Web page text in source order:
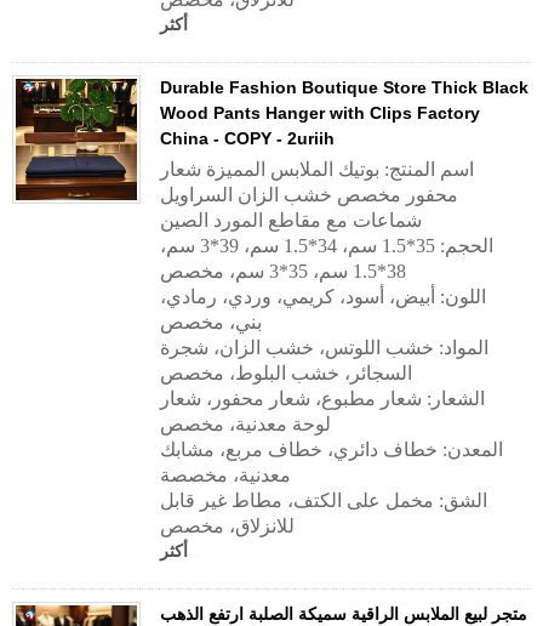
أكثر
Durable Fashion Boutique Store Thick Black
Wood Pants Hanger with Clips Factory
China - COPY - 2uriih
اسم المنتج: بوتيك الملابس المميزة شعار
محفور مخصص خشب الزان السراويل
شماعات مع مقاطع المورد الصين
الحجم: 35*1.5 سم، 34*1.5 سم، 39*3 سم،
38*1.5 سم، 35*3 سم، مخصص
اللون: أبيض، أسود، كريمي، وردي، رمادي،
بني، مخصص
المواد: خشب اللوتس، خشب الزان، شجرة
السجائر، خشب البلوط، مخصص
الشعار: شعار مطبوع، شعار محفور، شعار
لوحة معدنية، مخصص
المعدن: خطاف دائري، خطاف مربع، مشابك
معدنية، مخصصة
الشق: مخمل على الكتف، مطاط غير قابل
للانزلاق، مخصص
أكثر
متجر لبيع الملابس الراقية سميكة الصلبة ارتفع الذهب